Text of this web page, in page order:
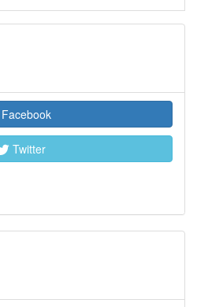
Facebook
Twitter